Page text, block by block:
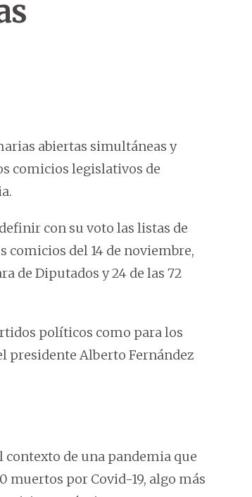
abiertas simultáneas y
comicios legislativos de
con su voto las listas de
comicios del 14 de noviembre,
de Diputados y 24 de las 72
políticos como para los
presidente Alberto Fernández
de una pandemia que
muertos por Covid-19, algo más